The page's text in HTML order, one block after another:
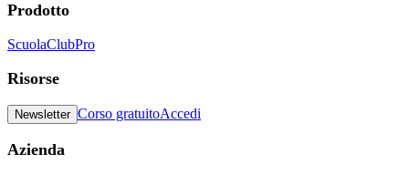
Prodotto
ScuolaClubPro
Risorse
Newsletter Corso gratuitoAccedi
Azienda